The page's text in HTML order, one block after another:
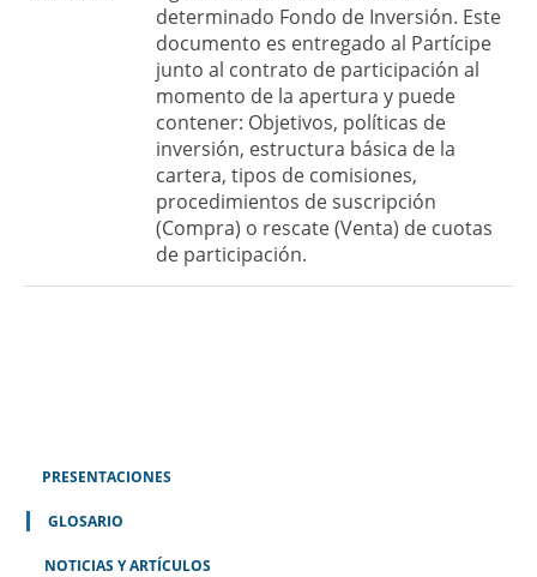
determinado Fondo de Inversión. Este
documento es entregado al Partícipe
junto al contrato de participación al
momento de la apertura y puede
contener: Objetivos, políticas de
inversión, estructura básica de la
cartera, tipos de comisiones,
procedimientos de suscripción
(Compra) o rescate (Venta) de cuotas
de participación.
PRESENTACIONES
GLOSARIO
NOTICIAS Y ARTÍCULOS